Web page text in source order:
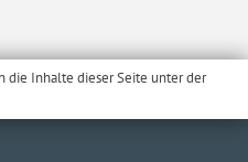
die Inhalte dieser Seite unter der